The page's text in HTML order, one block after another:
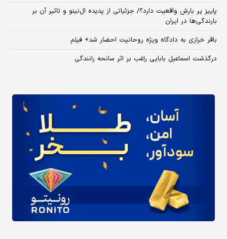
پاییز پر بارش واقعیت دارد؟/ جزئیاتی از پدیده ال‌نینو و تاثیر آن بر
بارندگی‌ها در ایران
باقر خرازی به دادگاه ویژه روحانیت احضار شد+ فیلم
درگذشت اسماعیل بابایی راغب بر اثر سانحه رانندگی